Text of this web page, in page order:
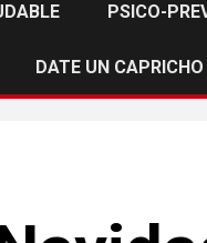
PSICO-
DATE UN CAPRICHO